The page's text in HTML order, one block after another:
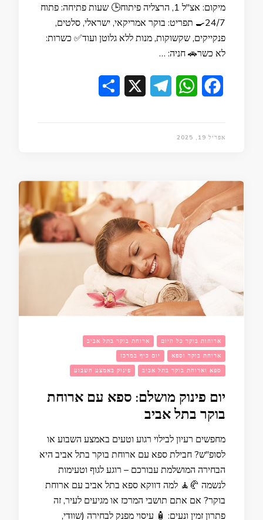
מיקום: אצ"ל 1, הרצליה פיתוח🕒 שעות פתיחה: פתוח
24/7🍳 תפריט: בוקר אמריקאי, ישראלי, סלטים,
פנקייקים, שקשוקות, מנות ללא גלוטן ועוד✅ כשרות:
לא כשר🚗 חניה: …
Facebook
WhatsApp
Telegram
אפריל 19, 2025
ארוחות בוקר כל היום
ארוחת בוקר בתל אביב
ארוחת בוקר וספא
יום כיף במרכז
ספא וארוחת בוקר בתל אביב
פינוק באמצע השבוע
יום פינוק מושלם: ספא עם ארוחת
בוקר בתל אביב
מחפשים רעיון לבילוי רגוע וטעים באמצע השבוע או
לסופ"ש? חבילת ספא עם ארוחת בוקר בתל אביב היא
הבחירה המושלמת עבורכם – רוגע לגוף וטעימות
לנשמה 🥐🧘 למה דווקא ספא בתל אביב עם ארוחת
בוקר? אם אתם תושבי המרכז או מגיעים לעיר, זה
פתרון זמין ונעים: 🧴 עיסוי מפנק לבחירה (שוודי,